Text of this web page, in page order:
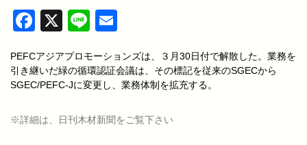
Facebook
X Line
PEFCアジアプロモーションズは、３月30日付で解散した。業務を
引き継いだ緑の循環認証会議は、その標記を従来のSGECから
SGEC/PEFC-Jに変更し、業務体制を拡充する。
※詳細は、日刊木材新聞をご覧下さい